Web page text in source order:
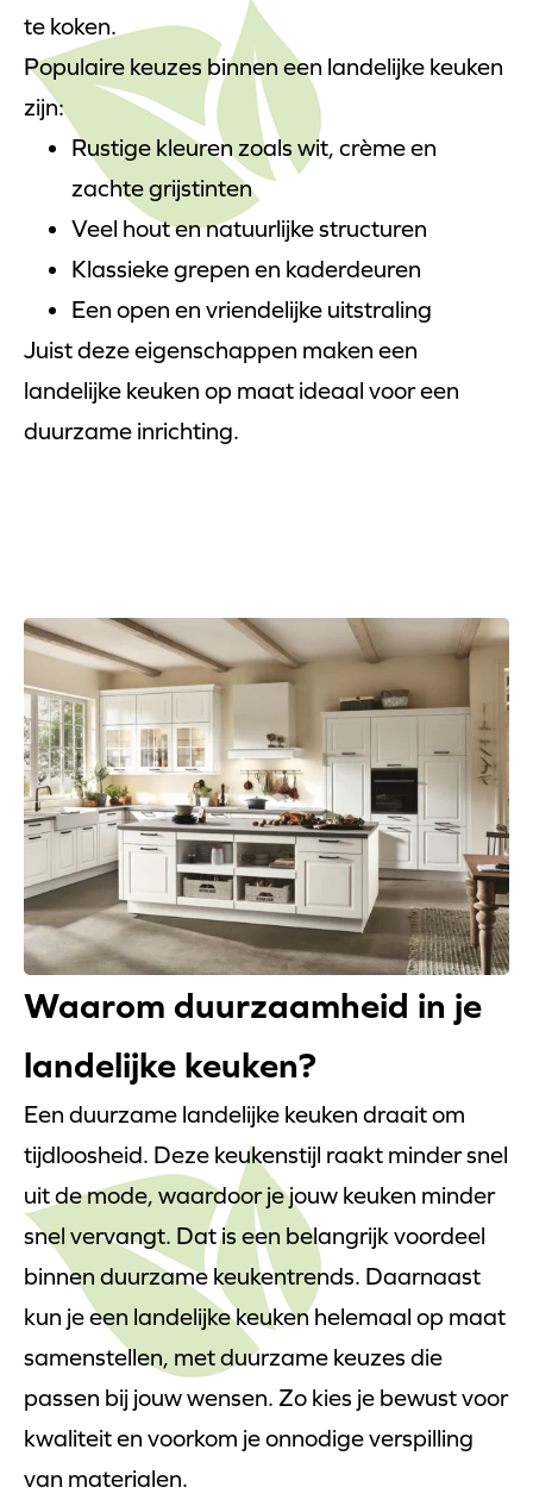
te koken.
Populaire keuzes binnen een landelijke keuken
zijn:
Rustige kleuren zoals wit, crème en
zachte grijstinten
Veel hout en natuurlijke structuren
Klassieke grepen en kaderdeuren
Een open en vriendelijke uitstraling
Juist deze eigenschappen maken een
landelijke keuken op maat ideaal voor een
duurzame inrichting.
Waarom duurzaamheid in je
landelijke keuken?
Een duurzame landelijke keuken draait om
tijdloosheid. Deze keukenstijl raakt minder snel
uit de mode, waardoor je jouw keuken minder
snel vervangt. Dat is een belangrijk voordeel
binnen duurzame keukentrends. Daarnaast
kun je een landelijke keuken helemaal op maat
samenstellen, met duurzame keuzes die
passen bij jouw wensen. Zo kies je bewust voor
kwaliteit en voorkom je onnodige verspilling
van materialen.